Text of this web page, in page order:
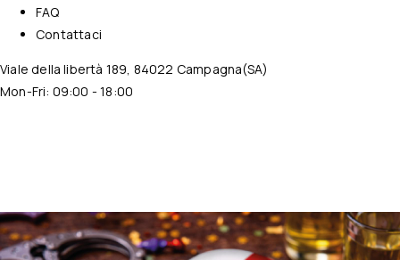
FAQ
Contattaci
Viale della libertà 189, 84022 Campagna(SA)
Mon-Fri: 09:00 - 18:00